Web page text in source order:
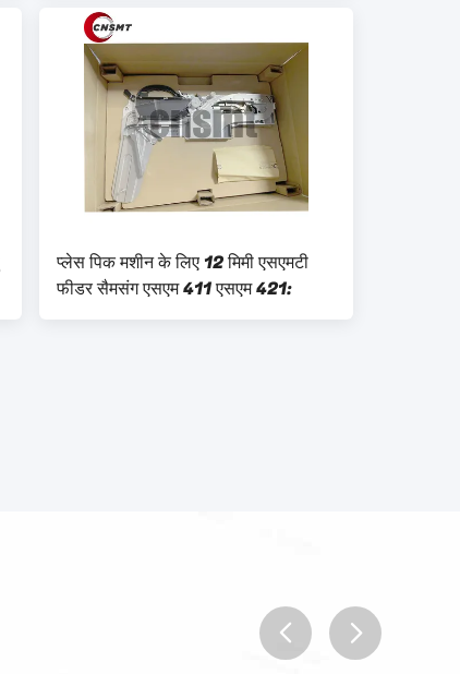
प्लेस पिक मशीन के लिए 12 मिमी एसएमटी
फीडर सैमसंग एसएम 411 एसएम 421: